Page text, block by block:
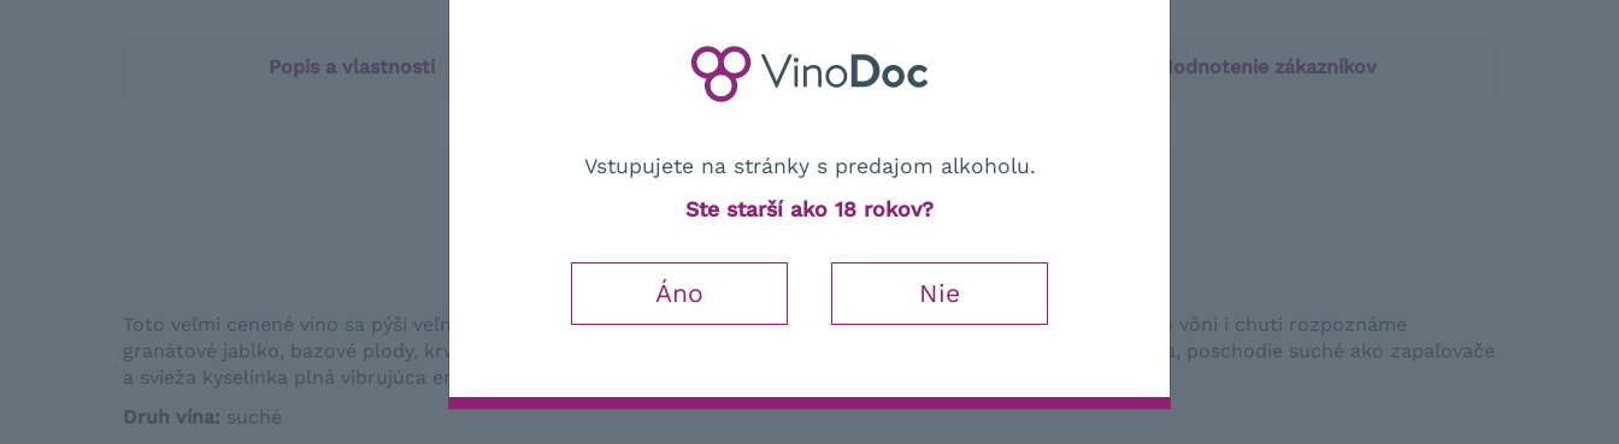
Popis a vlastnosti Vinárstvo Hodnotenie zákazníkov
Popis a vlastnosti
Toto veľmi cenené víno sa pýši veľmi atraktívnym žiarivo rubínovým odtieňom. Má perzistentné perlenie a v jeho vôni i chuti rozpoznáme
granátové jablko, bazové plody, krvavé pomaranče a jahody so šľahačkou s nádychom exotiky. Jeho štedrá pena, poschodie suché ako zapaľovače
a svieža kyselinka plná vibrujúca energie robí toto víno skvelým spoločníkom každého hodovania.
Druh vína: suché
Vstupujete na stránky s predajom alkoholu.
Ste starší ako 18 rokov?
Áno Nie